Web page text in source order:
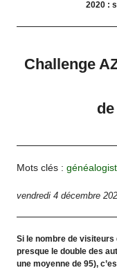
2020 :
Challenge
Mots clés :
vendredi 4 décembre
Si le nombre de visiteurs
presque le double des
une moyenne de 95),